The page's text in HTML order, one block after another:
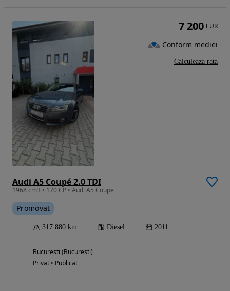
Audi A5 Coupé 2.0 TDI
1968 cm3 • 170 CP • Audi A5 Coupe
Promovat
317 880 km Diesel 2011
Bucuresti (Bucuresti)
Privat • Publicat
7 200 EUR
Conform mediei
Calculeaza rata